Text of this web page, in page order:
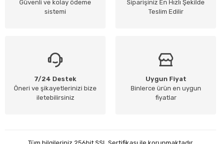
Güvenli ve kolay ödeme
sistemi
Siparişiniz En Hızlı Şekilde
Teslim Edilir
7/24 Destek
Öneri ve şikayetlerinizi bize
iletebilirsiniz
Uygun Fiyat
Binlerce ürün en uygun
fiyatlar